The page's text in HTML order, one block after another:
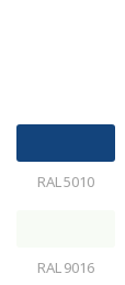
RAL 5010
RAL 9016